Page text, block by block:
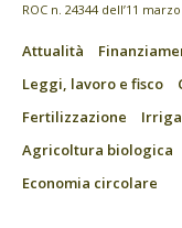
ROC n. 24344 dell’11
Attualità
Leggi, lavoro e fisco
Fertilizzazione
Agricoltura biologica
Economia circolare